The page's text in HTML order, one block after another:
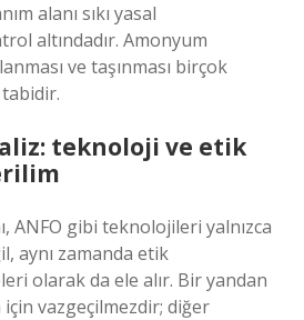
alanı sıkı yasal
altındadır. Amonyum
ve taşınması birçok
: teknoloji ve etik
ANFO gibi teknolojileri yalnızca
aynı zamanda etik
olarak da ele alır. Bir yandan
vazgeçilmezdir; diğer